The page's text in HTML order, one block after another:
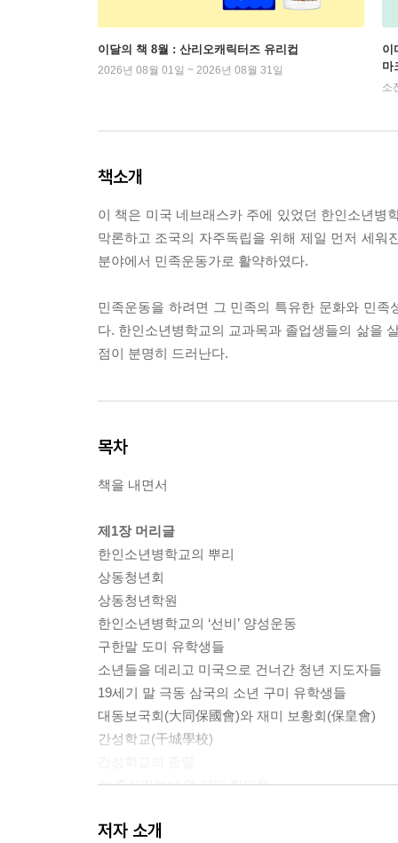
이달의 책 8월 : 산리오캐릭터즈 유리컵
2026년 08월 01일 ~ 2026년 08월 31일
이
마
소
책소개
이 책은 미국 네브래스카 주에 있었던 한인소년병
막론하고 조국의 자주독립을 위해 제일 먼저 세워
분야에서 민족운동가로 활약하였다.
민족운동을 하려면 그 민족의 특유한 문화와 민
다. 한인소년병학교의 교과목과 졸업생들의 삶을
점이 분명히 드러난다.
목차
책을 내면서
제1장 머리글
한인소년병학교의 뿌리
상동청년회
상동청년학원
한인소년병학교의 ‘선비’ 양성운동
구한말 도미 유학생들
소년들을 데리고 미국으로 건너간 청년 지도자들
19세기 말 극동 삼국의 소년 구미 유학생들
대동보국회(大同保國會)와 재미 보황회(保皇會)
간성학교(干城學校)
<<중서일보>>와 재미 한인들
제2장 네브래스카 주의 한인들
저자 소개